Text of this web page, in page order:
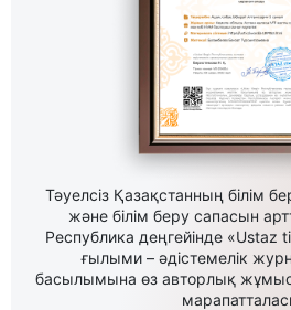
Тәуелсіз Қазақстанның білім
және білім беру сапасын
Республика деңгейінде «Ustaz
ғылыми – әдістемелік
басылымына өз авторлық